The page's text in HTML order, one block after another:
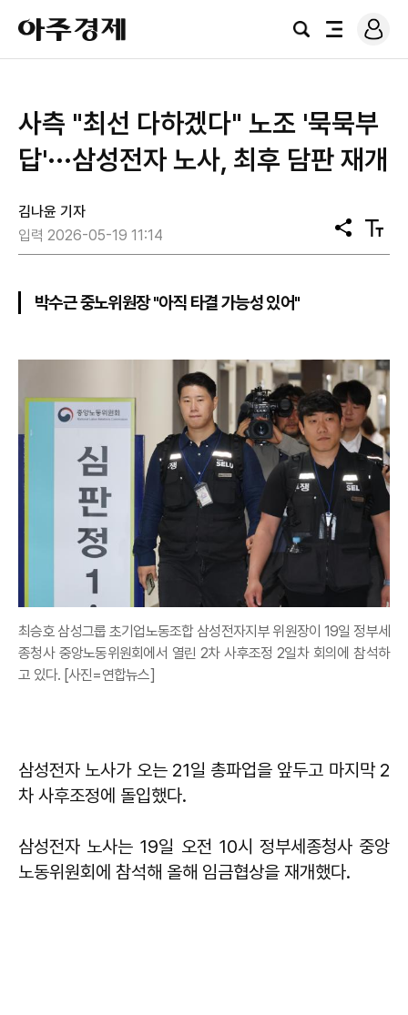
아
주
경
검
전
로
그
사측 "최선 다하겠다" 노조 '묵묵부
답'···삼성전자 노사, 최후 담판 재개
김나윤 기자
입력 2026-05-19 11:14
공
유
텍
스
박수근 중노위원장 "아직 타결 가능성 있어"
최승호 삼성그룹 초기업노동조합 삼성전자지부 위원장이 19일 정부세
종청사 중앙노동위원회에서 열린 2차 사후조정 2일차 회의에 참석하
고 있다. [사진=연합뉴스]
삼성전자 노사가 오는 21일 총파업을 앞두고 마지막 2
차 사후조정에 돌입했다.
삼성전자 노사는 19일 오전 10시 정부세종청사 중앙
노동위원회에 참석해 올해 임금협상을 재개했다.